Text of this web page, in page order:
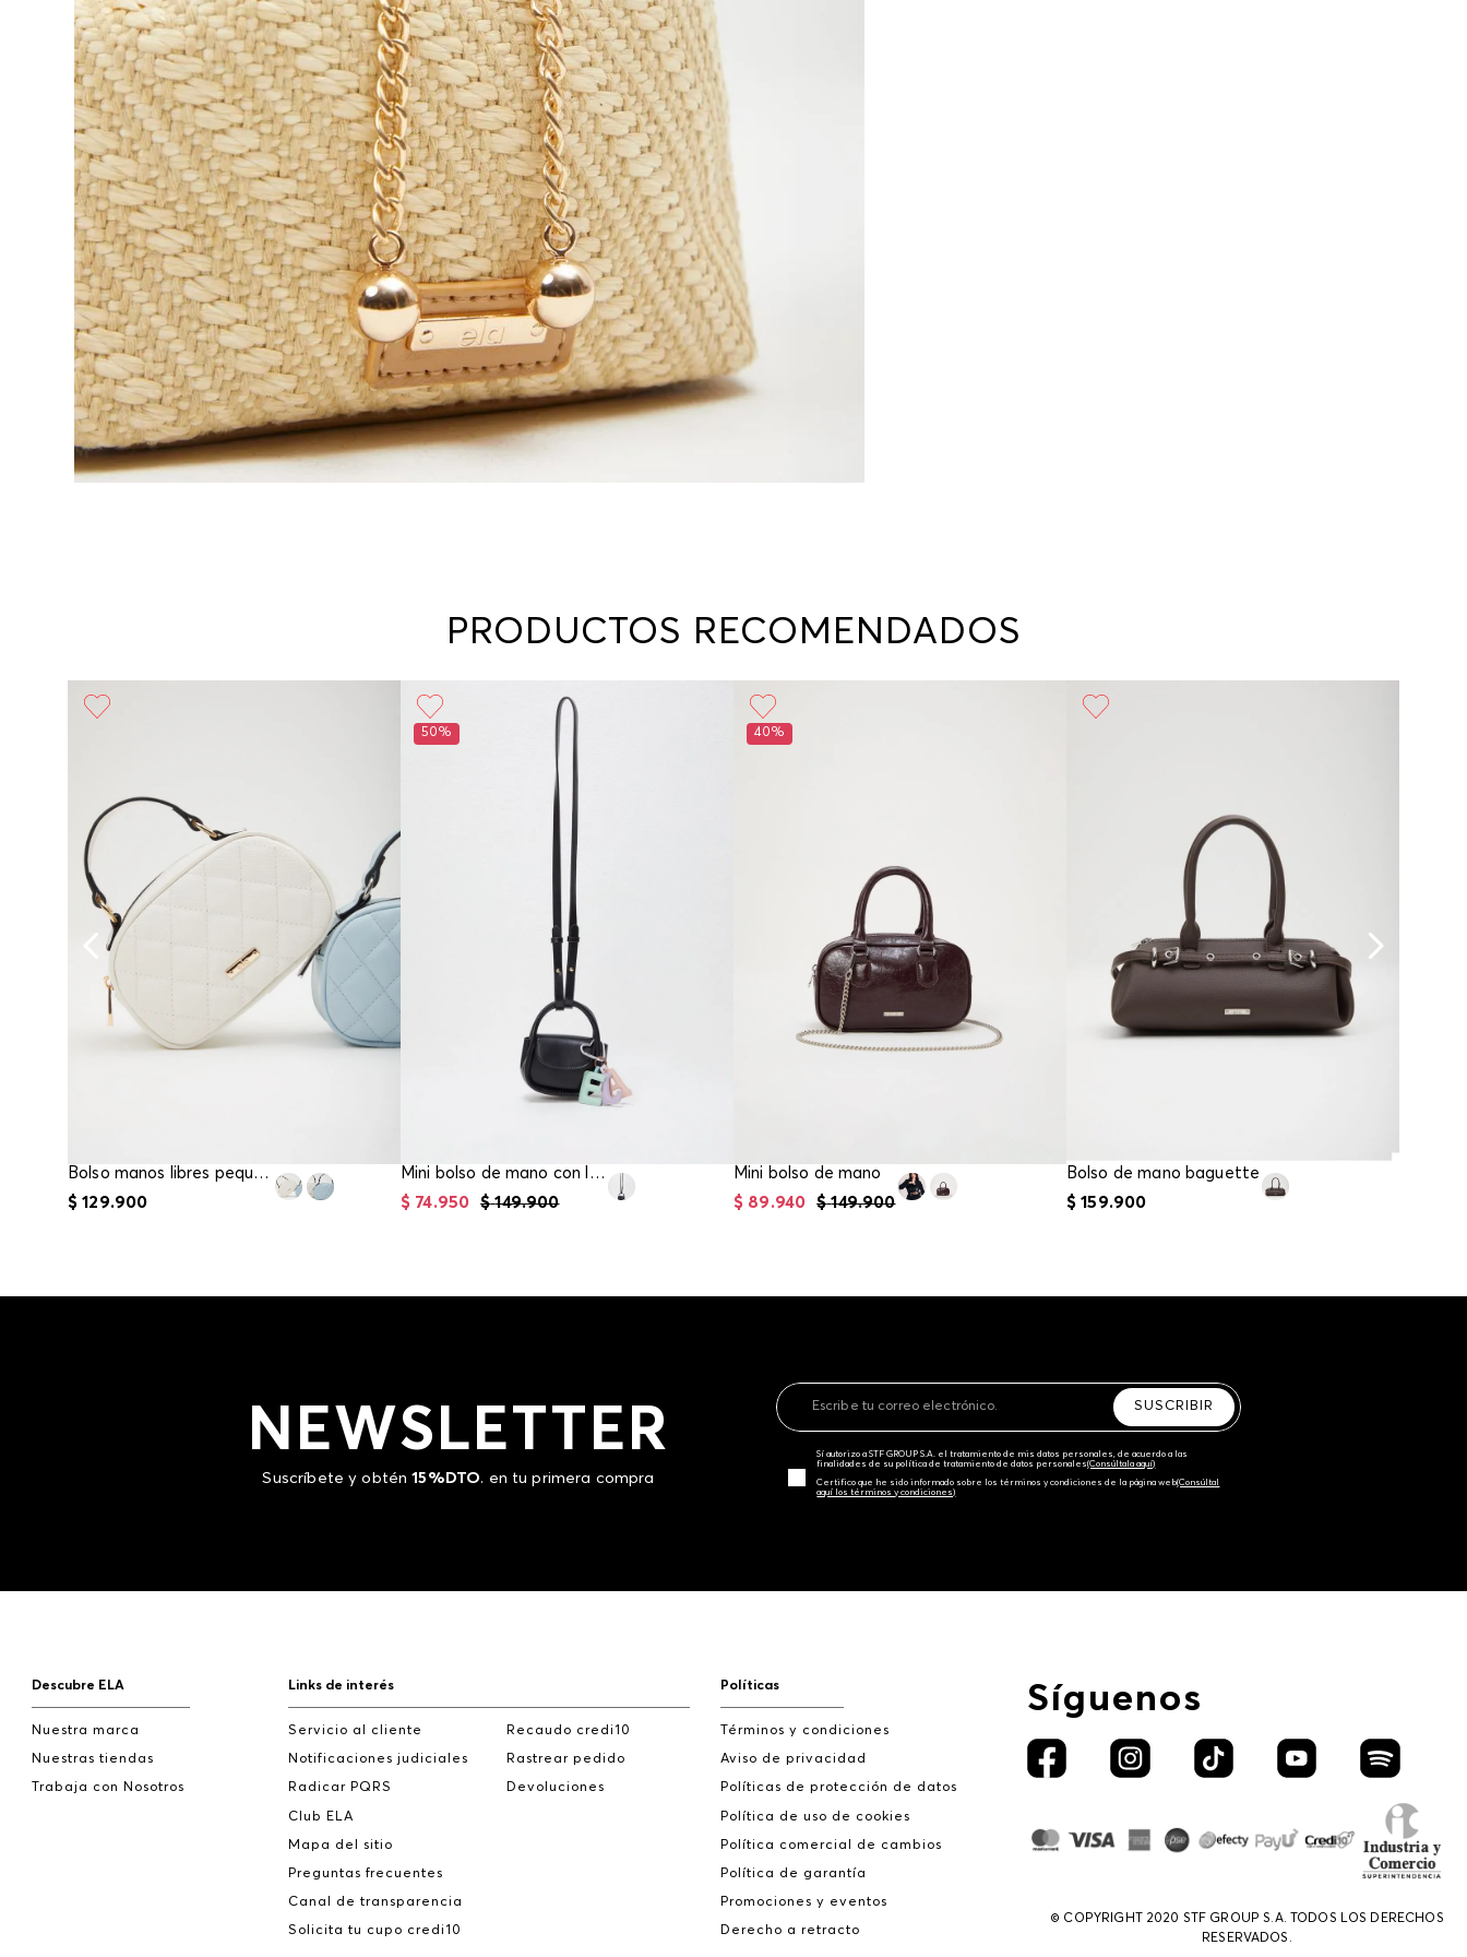
PRODUCTOS RECOMENDADOS
Bolso manos libres pequeño acolchado
$ 129.900
50%
Mini bolso de mano con llavero de letras
$ 149.900
$ 74.950
40%
Mini bolso de mano
$ 149.900
$ 89.940
Bolso de mano baguette
$ 159.900
NEWSLETTER
Suscríbete y obtén15%DTO. en tu primera compra
SUSCRIBIR
Sí autorizo a STF GROUP S.A. el tratamiento de mis datos personales, de acuerdo a las
finalidades de su política de tratamiento de datos personales‎(Consúltala aquí)
Certifico que he sido informado sobre los términos y condiciones de la página web‎(Consúltal
aquí los términos y condiciones)
Síguenos
© COPYRIGHT 2020 STF GROUP S.A. TODOS LOS DERECHOS
RESERVADOS.
Descubre ELA
Nuestra marca
Nuestras tiendas
Trabaja con Nosotros
Links de interés
Servicio al cliente
Notificaciones judiciales
Radicar PQRS
Club ELA
Mapa del sitio
Preguntas frecuentes
Canal de transparencia
Solicita tu cupo credi10
Recaudo credi10
Rastrear pedido
Devoluciones
Políticas
Términos y condiciones
Aviso de privacidad
Políticas de protección de datos
Política de uso de cookies
Política comercial de cambios
Política de garantía
Promociones y eventos
Derecho a retracto